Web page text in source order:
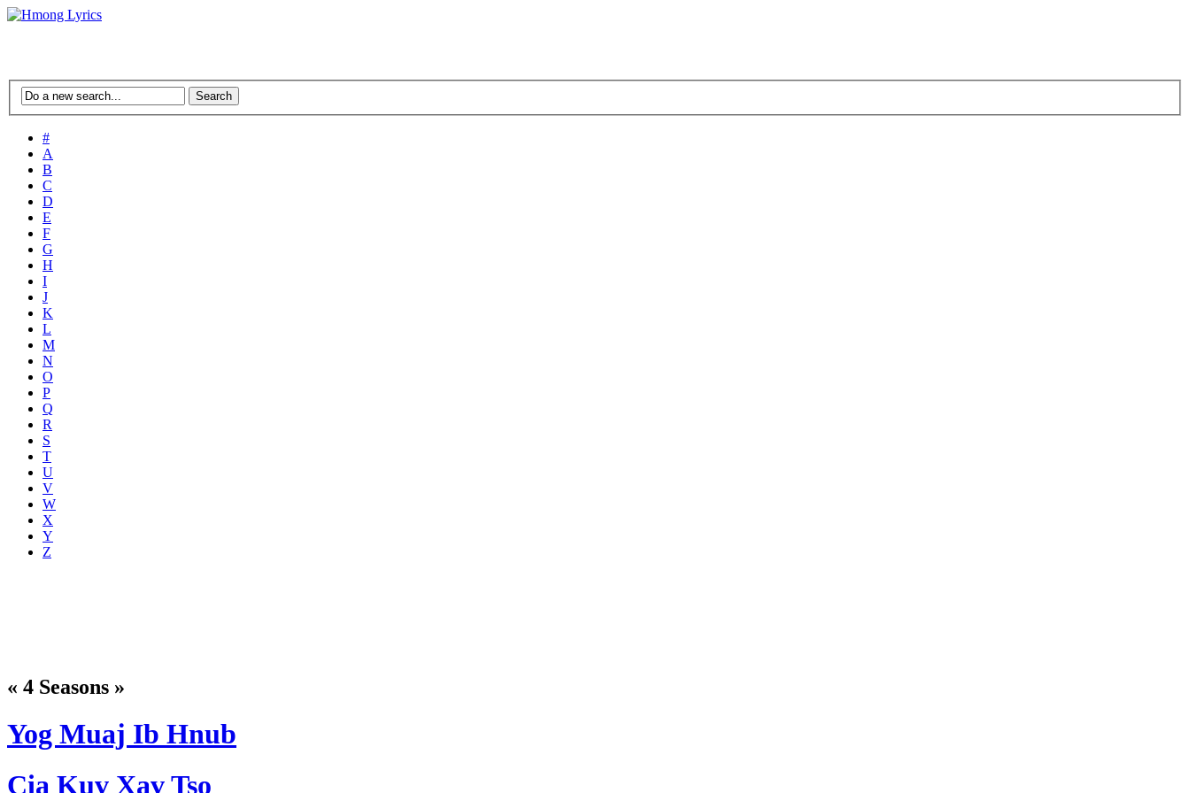
#
A
B
C
D
E
F
G
H
I
J
K
L
M
N
O
P
Q
R
S
T
U
V
W
X
Y
Z
« 4 Seasons »
Yog Muaj Ib Hnub
Cia Kuv Xav Tso